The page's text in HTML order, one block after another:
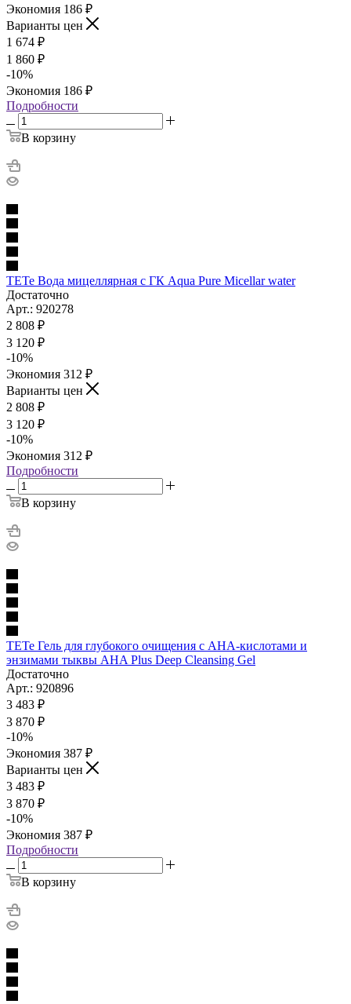
Экономия 186 ₽
Варианты цен
1 674 ₽
1 860 ₽
-10%
Экономия 186 ₽
Подробности
В корзину
TETe Вода мицеллярная с ГК Aqua Pure Micellar water
Достаточно
Арт.: 920278
2 808 ₽
3 120 ₽
-10%
Экономия 312 ₽
Варианты цен
2 808 ₽
3 120 ₽
-10%
Экономия 312 ₽
Подробности
В корзину
TETe Гель для глубокого очищения с АНА-кислотами и
энзимами тыквы AHA Plus Deep Cleansing Gel
Достаточно
Арт.: 920896
3 483 ₽
3 870 ₽
-10%
Экономия 387 ₽
Варианты цен
3 483 ₽
3 870 ₽
-10%
Экономия 387 ₽
Подробности
В корзину